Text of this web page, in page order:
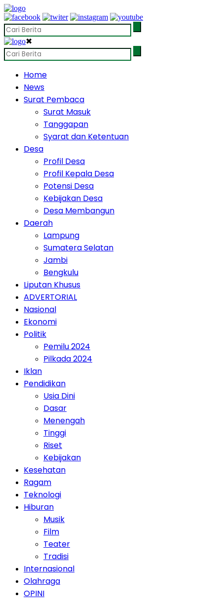
✖
Home
News
Surat Pembaca
Surat Masuk
Tanggapan
Syarat dan Ketentuan
Desa
Profil Desa
Profil Kepala Desa
Potensi Desa
Kebijakan Desa
Desa Membangun
Daerah
Lampung
Sumatera Selatan
Jambi
Bengkulu
Liputan Khusus
ADVERTORIAL
Nasional
Ekonomi
Politik
Pemilu 2024
Pilkada 2024
Iklan
Pendidikan
Usia Dini
Dasar
Menengah
Tinggi
Riset
Kebijakan
Kesehatan
Ragam
Teknologi
Hiburan
Musik
Film
Teater
Tradisi
Internasional
Olahraga
OPINI